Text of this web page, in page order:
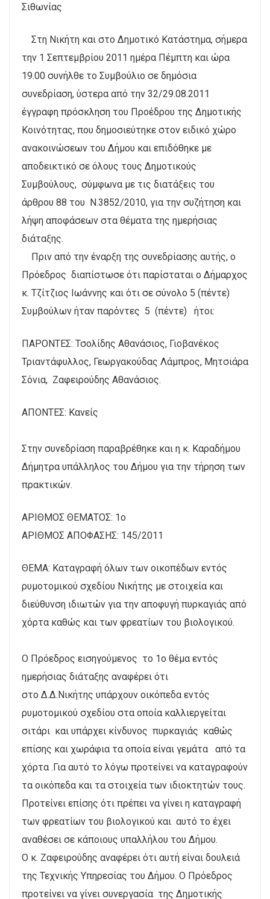
Σιθωνίας
Στη Νικήτη και στο Δημοτικό Κατάστημα, σήμερα
την 1 Σεπτεμβρίου 2011 ημέρα Πέμπτη και ώρα
19.00 συνήλθε το Συμβούλιο σε δημόσια
συνεδρίαση, ύστερα από την 32/29.08.2011
έγγραφη πρόσκληση του Προέδρου της Δημοτικής
Κοινότητας, που δημοσιεύτηκε στον ειδικό χώρο
ανακοινώσεων του Δήμου και επιδόθηκε με
αποδεικτικό σε όλους τους Δημοτικούς
Συμβούλους, σύμφωνα με τις διατάξεις του
άρθρου 88 του Ν.3852/2010, για την συζήτηση και
λήψη αποφάσεων στα θέματα της ημερήσιας
διάταξης.
Πριν από την έναρξη της συνεδρίασης αυτής, ο
Πρόεδρος διαπίστωσε ότι παρίσταται ο Δήμαρχος
κ. Τζίτζιος Ιωάννης και ότι σε σύνολο 5 (πέντε)
Συμβούλων ήταν παρόντες 5 (πέντε) ήτοι:
ΠΑΡΟΝΤΕΣ: Τσολίδης Αθανάσιος, Γιοβανέκος
Τριαντάφυλλος, Γεωργακούδας Λάμπρος, Μητσιάρα
Σόνια, Ζαφειρούδης Αθανάσιος.
ΑΠΟΝΤΕΣ: Κανείς
Στην συνεδρίαση παραβρέθηκε και η κ. Καραδήμου
Δήμητρα υπάλληλος του Δήμου για την τήρηση των
πρακτικών.
AΡΙΘΜΟΣ ΘΕΜΑΤΟΣ: 1ο
ΑΡΙΘΜΟΣ ΑΠΟΦΑΣΗΣ: 145/2011
ΘΕΜΑ: Καταγραφή όλων των οικοπέδων εντός
ρυμοτομικού σχεδίου Νικήτης με στοιχεία και
διεύθυνση ιδιωτών για την αποφυγή πυρκαγιάς από
χόρτα καθώς και των φρεατίων του βιολογικού.
Ο Πρόεδρος εισηγούμενος το 1ο θέμα εντός
ημερήσιας διάταξης αναφέρει ότι
στο Δ.Δ.Νικήτης υπάρχουν οικόπεδα εντός
ρυμοτομικού σχεδίου στα οποία καλλιεργείται
σιτάρι και υπάρχει κίνδυνος πυρκαγιάς καθώς
επίσης και χωράφια τα οποία είναι γεμάτα από τα
χόρτα .Για αυτό το λόγω προτείνει να καταγραφούν
τα οικόπεδα και τα στοιχεία των ιδιοκτητών τους.
Προτείνει επίσης ότι πρέπει να γίνει η καταγραφή
των φρεατίων του βιολογικού και αυτό το έχει
αναθέσει σε κάποιους υπαλλήλου του Δήμου.
Ο κ. Ζαφειρούδης αναφέρει ότι αυτή είναι δουλειά
της Τεχνικής Υπηρεσίας του Δήμου. Ο Πρόεδρος
προτείνει να γίνει συνεργασία της Δημοτικής